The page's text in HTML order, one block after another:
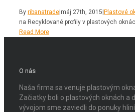
By ribanatrade máj 27th, 2015 Plastové
na Recyklované profily v plastových
Read More
O nás
Naša firma sa venuje plastovým
Začiatky boli o plastových oknách a
vývojom sme zaviedli do ponuky